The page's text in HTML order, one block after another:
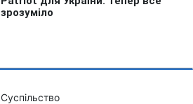
Суспільство